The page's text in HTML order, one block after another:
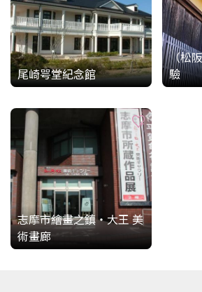
尾崎咢堂紀念館
（松
驗
志摩市繪畫之鎮・大王 美
術畫廊